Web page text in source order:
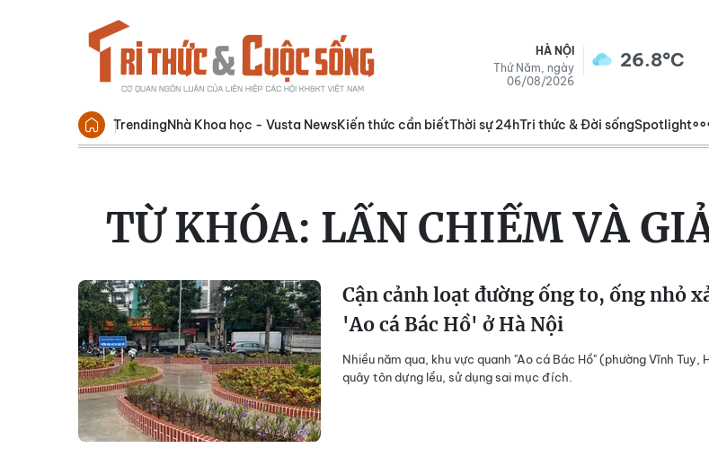
HÀ NỘI
Thứ Năm, ngày
06/08/2026
26.8°C
TrendingNhà Khoa học - Vusta NewsKiến thức cần biếtThời sự 24hTri thức & Đời sốngSpotlight
TỪ KHÓA: LẤN CHIẾM VÀ
Cận cảnh loạt đường ống to, ống nhỏ
'Ao cá Bác Hồ' ở Hà Nội
Nhiều năm qua, khu vực quanh "Ao cá Bác Hồ" (phường Vĩnh Tuy,
quây tôn dựng lều, sử dụng sai mục đích.